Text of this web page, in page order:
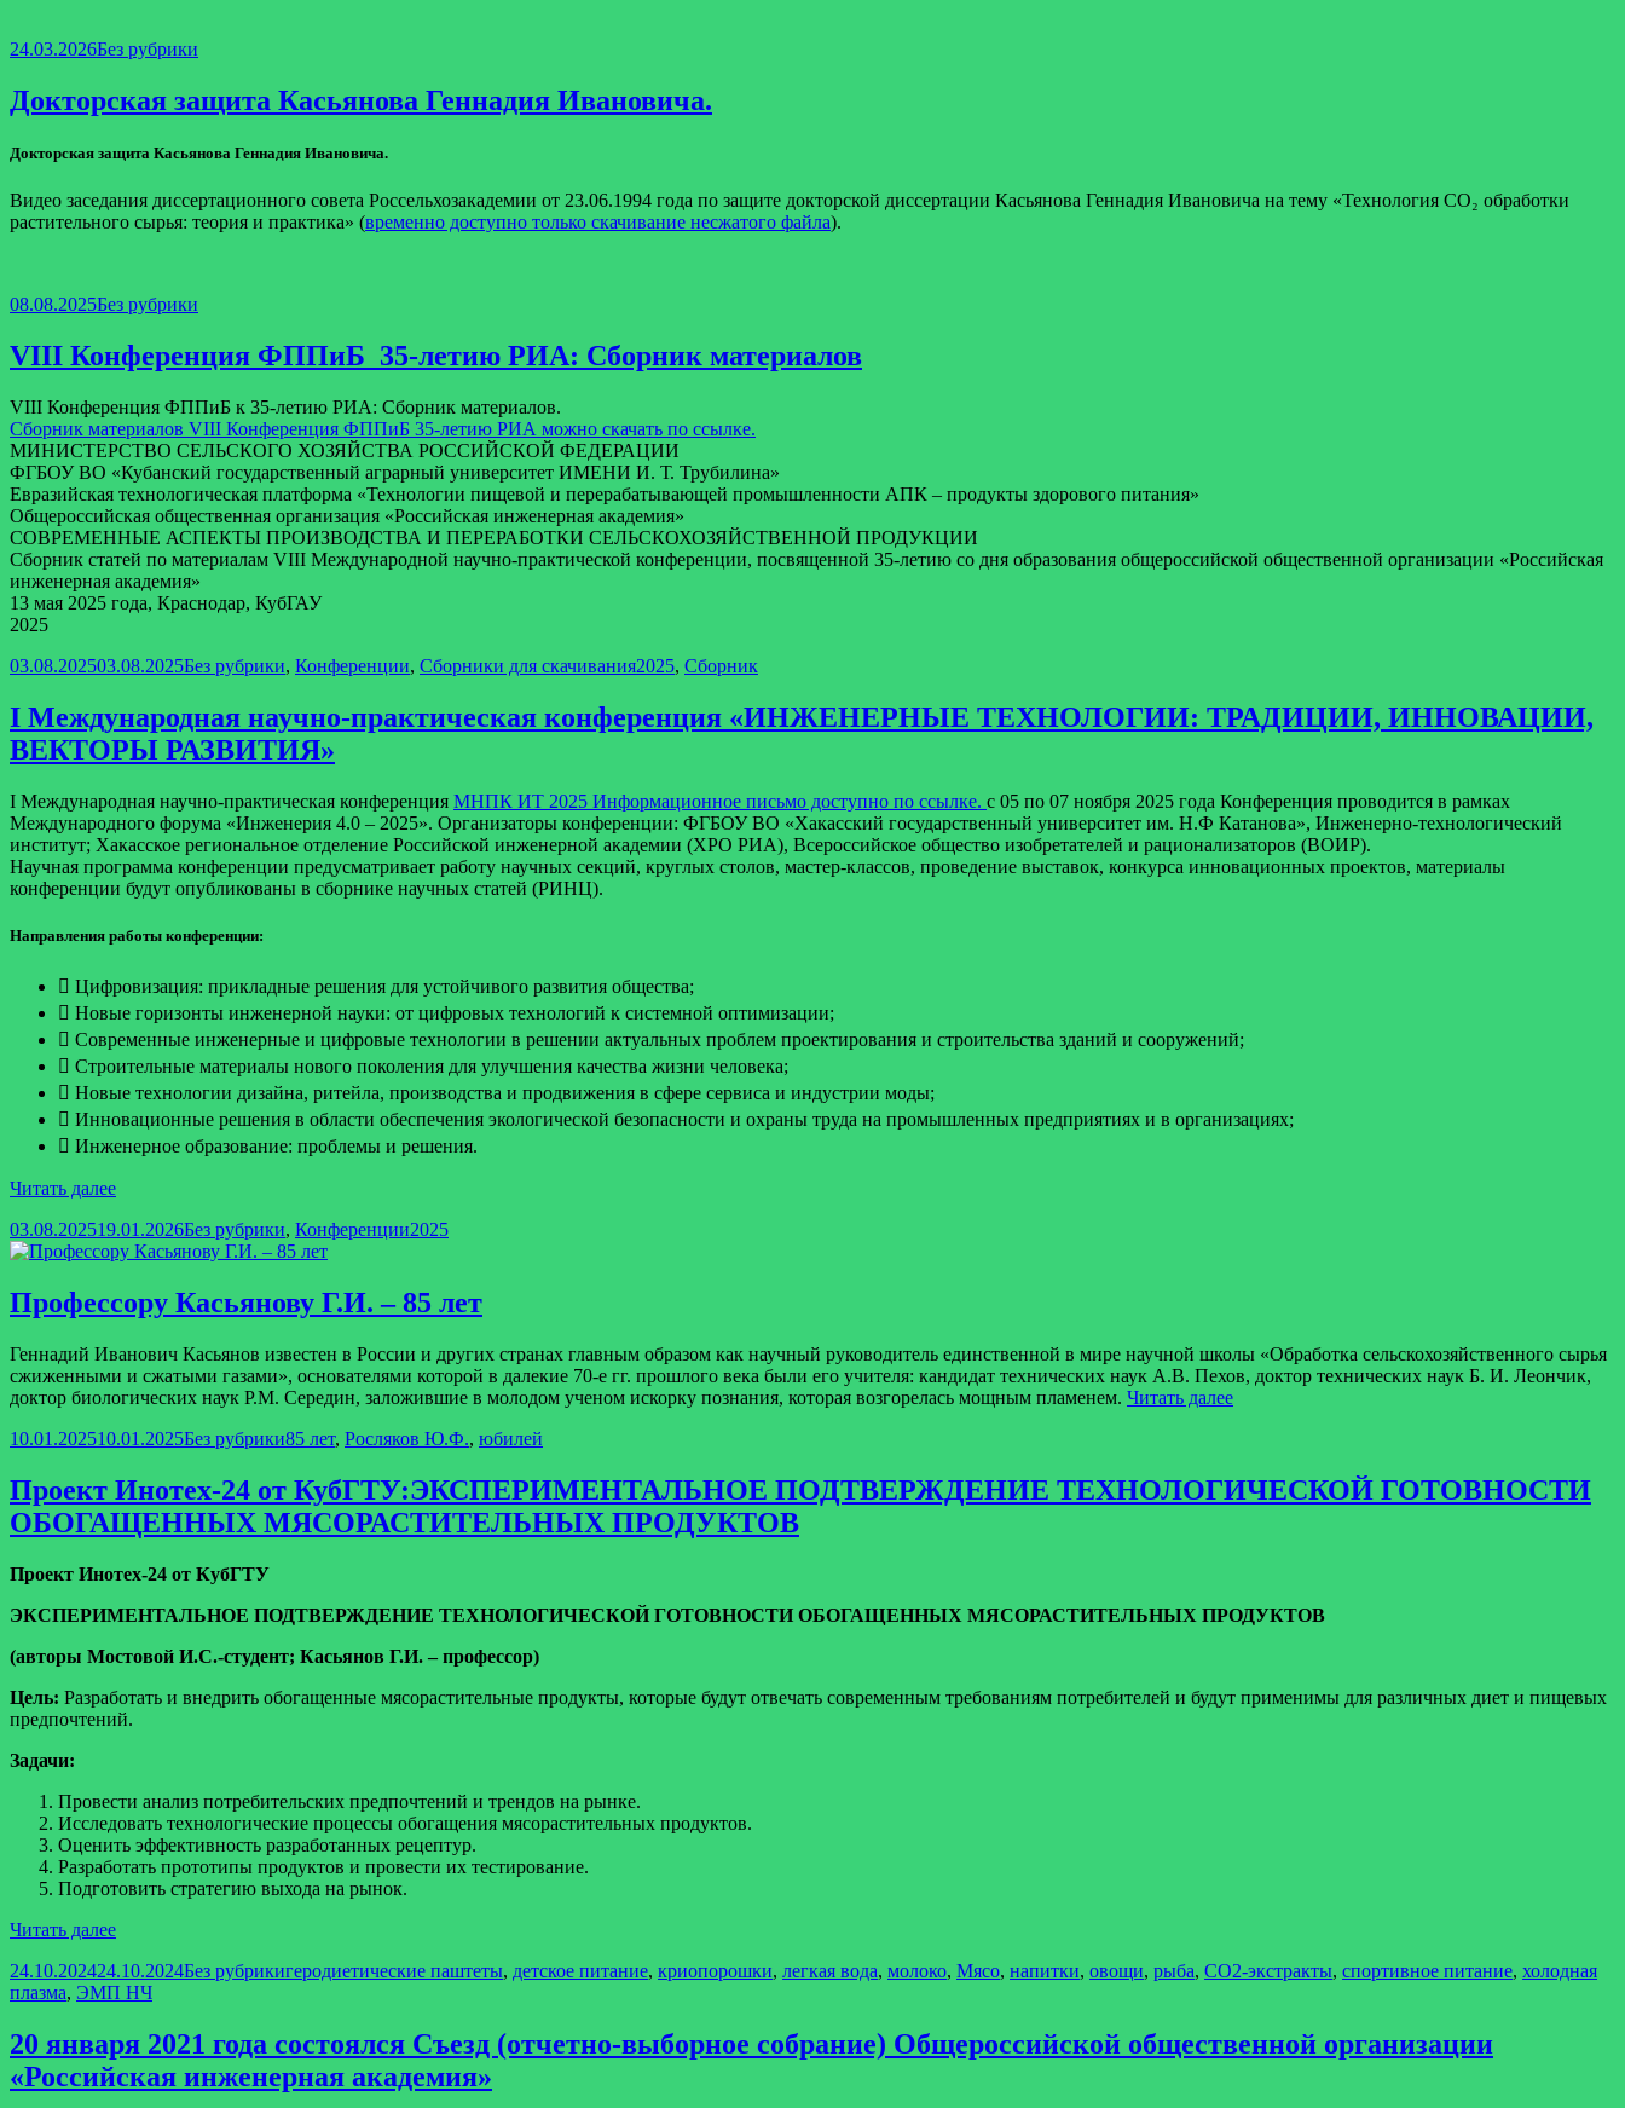
ПЕРЕРАБОТКИ
ПРОДУКЦИИ»
Опубликовано
24.03.2026Рубрики
Без рубрики
Докторская защита Касьянова Геннадия Ивановича.
Докторская защита Касьянова Геннадия Ивановича.
Видео заседания диссертационного совета Россельхозакадемии от 23.06.1994 года по защите докторской диссертации Касьянова Геннадия Ивановича на тему «Технология СО₂ обработки
растительного сырья: теория и практика» (временно доступно только скачивание несжатого файла).
Опубликовано
08.08.2025Рубрики
Без рубрики
VIII Конференция ФППиБ_35-летию РИА: Сборник материалов
VIII Конференция ФППиБ к 35-летию РИА: Сборник материалов.
Сборник материалов VIII Конференция ФППиБ 35-летию РИА можно скачать по ссылке.
МИНИСТЕРСТВО СЕЛЬСКОГО ХОЗЯЙСТВА РОССИЙСКОЙ ФЕДЕРАЦИИ
ФГБОУ ВО «Кубанский государственный аграрный университет ИМЕНИ И. Т. Трубилина»
Евразийская технологическая платформа «Технологии пищевой и перерабатывающей промышленности АПК – продукты здорового питания»
Общероссийская общественная организация «Российская инженерная академия»
СОВРЕМЕННЫЕ АСПЕКТЫ ПРОИЗВОДСТВА И ПЕРЕРАБОТКИ СЕЛЬСКОХОЗЯЙСТВЕННОЙ ПРОДУКЦИИ
Сборник статей по материалам VIII Международной научно-практической конференции, посвященной 35-летию со дня образования общероссийской общественной организации «Российская
инженерная академия»
13 мая 2025 года, Краснодар, КубГАУ
2025
Опубликовано
03.08.202503.08.2025Рубрики
Без рубрики, Конференции, Сборники для скачиванияМетки
2025, Сборник
I Международная научно-практическая конференция «ИНЖЕНЕРНЫЕ ТЕХНОЛОГИИ: ТРАДИЦИИ, ИННОВАЦИИ,
ВЕКТОРЫ РАЗВИТИЯ»
I Международная научно-практическая конференция МНПК ИТ 2025 Информационное письмо доступно по ссылке. с 05 по 07 ноября 2025 года Конференция проводится в рамках
Международного форума «Инженерия 4.0 – 2025». Организаторы конференции: ФГБОУ ВО «Хакасский государственный университет им. Н.Ф Катанова», Инженерно-технологический
институт; Хакасское региональное отделение Российской инженерной академии (ХРО РИА), Всероссийское общество изобретателей и рационализаторов (ВОИР).
Научная программа конференции предусматривает работу научных секций, круглых столов, мастер-классов, проведение выставок, конкурса инновационных проектов, материалы
конференции будут опубликованы в сборнике научных статей (РИНЦ).
Направления работы конференции:
 Цифровизация: прикладные решения для устойчивого развития общества;
 Новые горизонты инженерной науки: от цифровых технологий к системной оптимизации;
 Современные инженерные и цифровые технологии в решении актуальных проблем проектирования и строительства зданий и сооружений;
 Строительные материалы нового поколения для улучшения качества жизни человека;
 Новые технологии дизайна, ритейла, производства и продвижения в сфере сервиса и индустрии моды;
 Инновационные решения в области обеспечения экологической безопасности и охраны труда на промышленных предприятиях и в организациях;
 Инженерное образование: проблемы и решения.
Читать далееI
научно-
практическая
«ИНЖЕНЕРНЫЕ
ТЕХНОЛОГИИ:
ИННОВАЦИИ,
ВЕКТОРЫ
РАЗВИТИЯ»
Опубликовано
03.08.202519.01.2026Рубрики
Без рубрики, КонференцииМетки
2025
Профессору Касьянову Г.И. – 85 лет
Геннадий Иванович Касьянов известен в России и других странах главным образом как научный руководитель единственной в мире научной школы «Обработка сельскохозяйственного сырья
сжиженными и сжатыми газами», основателями которой в далекие 70-е гг. прошлого века были его учителя: кандидат технических наук А.В. Пехов, доктор технических наук Б. И. Леончик,
доктор биологических наук Р.М. Середин, заложившие в молодом ученом искорку познания, которая возгорелась мощным пламенем. Читать далееПрофессору
85
лет
Опубликовано
10.01.202510.01.2025Рубрики
Без рубрикиМетки
85 лет, Росляков Ю.Ф., юбилей
Проект Инотех-24 от КубГТУ:ЭКСПЕРИМЕНТАЛЬНОЕ ПОДТВЕРЖДЕНИЕ ТЕХНОЛОГИЧЕСКОЙ ГОТОВНОСТИ
ОБОГАЩЕННЫХ МЯСОРАСТИТЕЛЬНЫХ ПРОДУКТОВ
Проект Инотех-24 от КубГТУ
ЭКСПЕРИМЕНТАЛЬНОЕ ПОДТВЕРЖДЕНИЕ ТЕХНОЛОГИЧЕСКОЙ ГОТОВНОСТИ ОБОГАЩЕННЫХ МЯСОРАСТИТЕЛЬНЫХ ПРОДУКТОВ
(авторы Мостовой И.С.-студент; Касьянов Г.И. – профессор)
Цель: Разработать и внедрить обогащенные мясорастительные продукты, которые будут отвечать современным требованиям потребителей и будут применимы для различных диет и пищевых
предпочтений.
Задачи:
Провести анализ потребительских предпочтений и трендов на рынке.
Исследовать технологические процессы обогащения мясорастительных продуктов.
Оценить эффективность разработанных рецептур.
Разработать прототипы продуктов и провести их тестирование.
Подготовить стратегию выхода на рынок.
Читать далееПроект
от
КубГТУ:ЭКСПЕРИМЕНТАЛЬНОЕ
ТЕХНОЛОГИЧЕСКОЙ
ГОТОВНОСТИ
ОБОГАЩЕННЫХ
Опубликовано
24.10.202424.10.2024Рубрики
Без рубрикиМетки
геродиетические паштеты, детское питание, криопорошки, легкая вода, молоко, Мясо, напитки, овощи, рыба, СО2-экстракты, спортивное питание, холодная
плазма, ЭМП НЧ
20 января 2021 года состоялся Съезд (отчетно-выборное собрание) Общероссийской общественной организации
«Российская инженерная академия»